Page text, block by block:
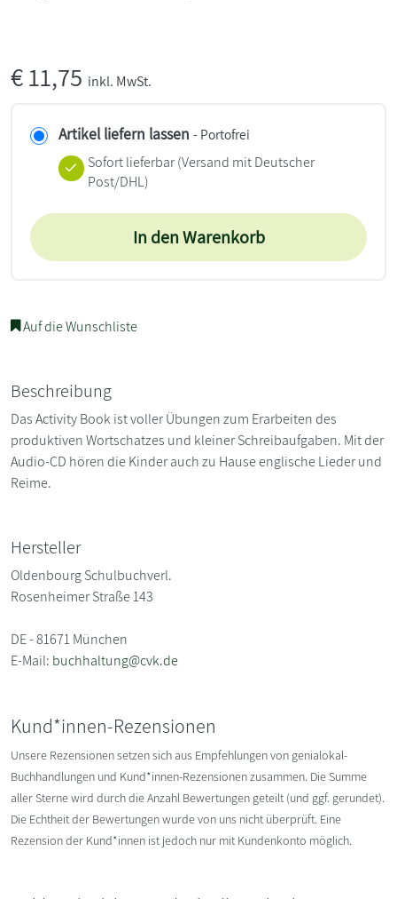
€11,75 inkl. MwSt.
Artikel liefern lassen - Portofrei
Sofort lieferbar(Versand mit Deutscher
Post/DHL)
In den Warenkorb
Auf die Wunschliste
Beschreibung
Das Activity Book ist voller Übungen zum Erarbeiten des
produktiven Wortschatzes und kleiner Schreibaufgaben. Mit der
Audio-CD hören die Kinder auch zu Hause englische Lieder und
Reime.
Hersteller
Oldenbourg Schulbuchverl.
Rosenheimer Straße 143
DE - 81671 München
E-Mail: buchhaltung@cvk.de
Kund*innen-Rezensionen
Unsere Rezensionen setzen sich aus Empfehlungen von genialokal-
Buchhandlungen und Kund*innen-Rezensionen zusammen. Die Summe
aller Sterne wird durch die Anzahl Bewertungen geteilt (und ggf. gerundet).
Die Echtheit der Bewertungen wurde von uns nicht überprüft. Eine
Rezension der Kund*innen ist jedoch nur mit Kundenkonto möglich.